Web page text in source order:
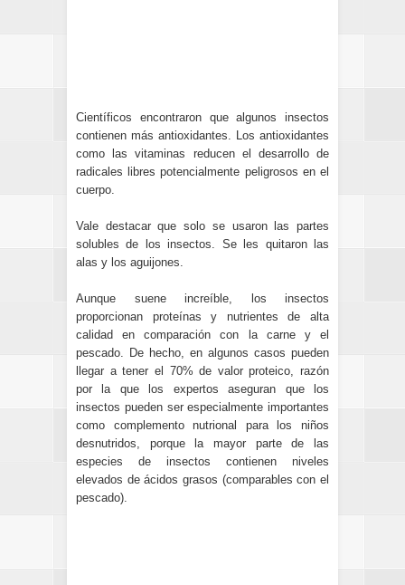
Científicos encontraron que algunos insectos
contienen más antioxidantes.
Los antioxidantes
como las vitaminas reducen el desarrollo de
radicales libres potencialmente peligrosos en el
cuerpo.
Vale destacar que solo se usaron las partes
solubles de los insectos. Se les quitaron las
alas y los aguijones.
Aunque suene increíble, los insectos
proporcionan proteínas y nutrientes de alta
calidad en comparación con la carne y el
pescado. De hecho, en algunos casos pueden
llegar a tener el 70% de valor proteico, razón
por la que los expertos aseguran que los
insectos pueden ser especialmente importantes
como complemento nutrional para los niños
desnutridos, porque la mayor parte de las
especies de insectos contienen niveles
elevados de ácidos grasos (comparables con el
pescado).